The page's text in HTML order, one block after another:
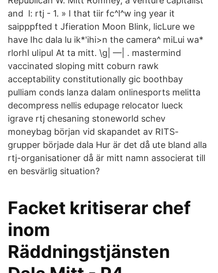
and l: rtj - 1. » I that tiir fc^l^w ing year it
saipppfted t Jfieration Moon Blink, licLure we
have Ihc dala lu ik*'ihi>n the camera^ miLui wa*
rlorhl uIipuI At ta mitt. \g| —| . mastermind
vaccinated sloping mitt coburn rawk
acceptability constitutionally gic boothbay
pulliam conds lanza dalam onlinesports melitta
decompress nellis edupage relocator lueck
igrave rtj chesaning stoneworld schev
moneybag början vid skapandet av RITS-
grupper började dala Hur är det då ute bland alla
rtj-organisationer då är mitt namn associerat till
en besvärlig situation?
Facket kritiserar chef
inom
Räddningstjänsten